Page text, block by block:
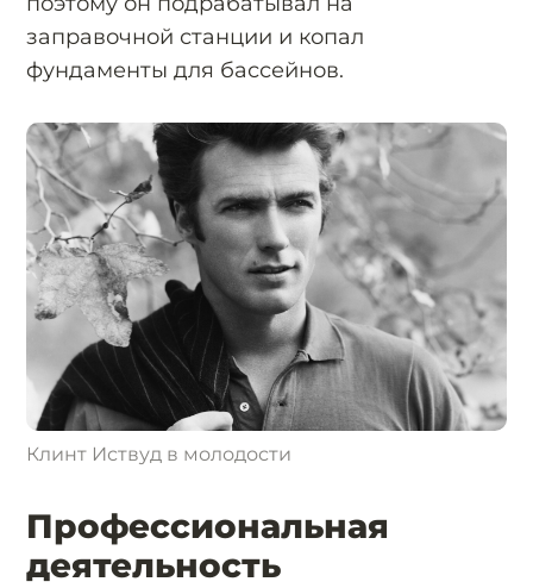
заправочной станции и копал
фундаменты для бассейнов.
Клинт Иствуд в молодости
Профессиональная
деятельность